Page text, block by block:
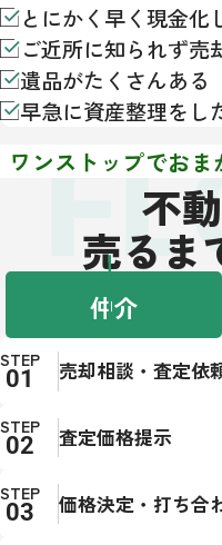
とにかく早く現金化
ご近所に知られず売
遺品がたくさんある
早急に資産整理をし
ワンストップでおま
不
売るま
仲介
STEP 売却相談・査定依
STEP 査定価格提示
STEP 価格決定・打ち合